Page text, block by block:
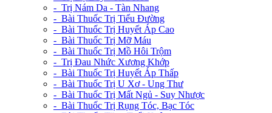
- Trị Nám Da - Tàn Nhang
- Bài Thuốc Trị Tiểu Đường
- Bài Thuốc Trị Huyết Áp Cao
- Bài Thuốc Trị Mỡ Máu
- Bài Thuốc Trị Mồ Hôi Trộm
- Trị Đau Nhức Xương Khớp
- Bài Thuốc Trị Huyết Áp Thấp
- Bài Thuốc Trị U Xơ - Ung Thư
- Bài Thuốc Trị Mất Ngủ - Suy Nhược
- Bài Thuốc Trị Rụng Tóc, Bạc Tóc